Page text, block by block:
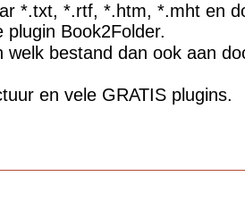
*.txt, *.rtf, *.htm, *.mht en
plugin Book2Folder.
welk bestand dan ook aan
en vele GRATIS plugins.